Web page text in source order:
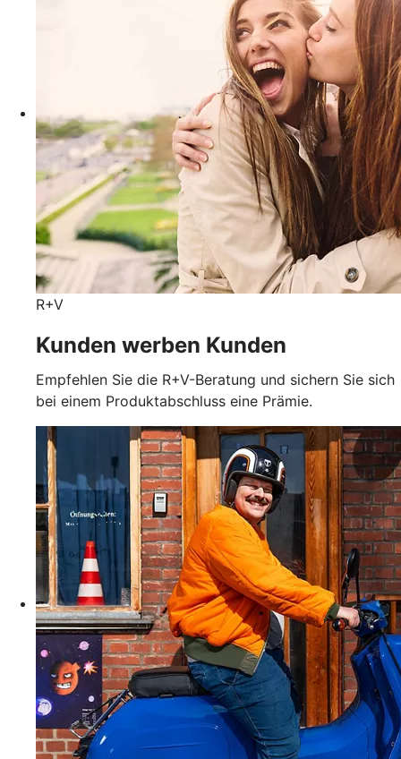
R+V
Kunden werben Kunden
Empfehlen Sie die R+V-Beratung und sichern Sie sich
bei einem Produktabschluss eine Prämie.